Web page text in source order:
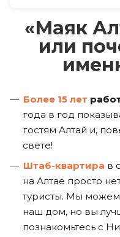
«Маяк
или
Более 15 лет
года в год
гостям Алтай и,
свете!
Штаб-квартира в
на Алтае просто
туристы. Мы можем
наш дом, но вы
познакомьтесь с